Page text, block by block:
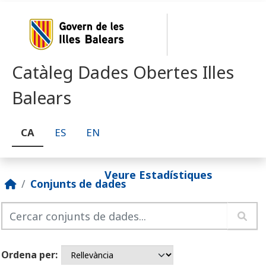
Catàleg Dades Obertes Illes
Balears
CA ES EN
Veure Estadístiques
Conjunts de dades
Ordena per